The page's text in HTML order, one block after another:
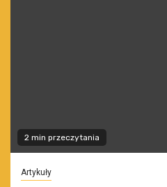
2 min przeczytania
Artykuły